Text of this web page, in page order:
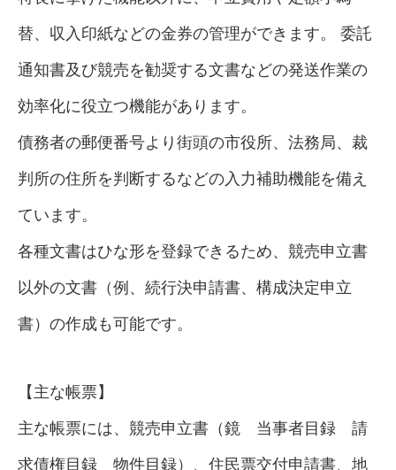
替、収入印紙などの金券の管理ができます。 委託
通知書及び競売を勧奨する文書などの発送作業の
効率化に役立つ機能があります。
債務者の郵便番号より街頭の市役所、法務局、裁
判所の住所を判断するなどの入力補助機能を備え
ています。
各種文書はひな形を登録できるため、競売申立書
以外の文書（例、続行決申請書、構成決定申立
書）の作成も可能です。
【主な帳票】
主な帳票には、競売申立書（鏡 当事者目録 請
求債権目録 物件目録）、住民票交付申請書、地